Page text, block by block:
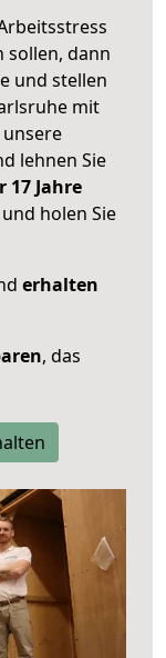
sollen, dann
und stellen
mit
unsere
lehnen Sie
17 Jahre
holen Sie
erhalten
, das